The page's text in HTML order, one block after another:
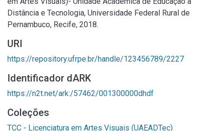
Distância e Tecnologia, Universidade Federal Rural de
Pernambuco, Recife, 2018.
URI
https://repository.ufrpe.br/handle/123456789/2227
Identificador dARK
https://n2t.net/ark:/57462/001300000dhdf
Coleções
TCC - Licenciatura em Artes Visuais (UAEADTec)